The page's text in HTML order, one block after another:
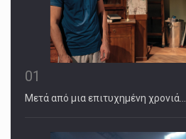
01
Μετά από μια επιτυχημένη χρονιά…